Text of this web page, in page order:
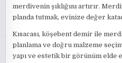
merdivenin şıklığını artırır.
planda tutmak, evinize değer
Kısacası, köşebent demir ile
planlama ve doğru malzeme
yapı ve estetik bir görünüm elde